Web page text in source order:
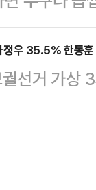
전셋값이
리가 다수
등 수요가
문에서 활
사역을 마
로 닦았다
의 물음표
정우 35.5% 한동
선거 가상
힘 대표가